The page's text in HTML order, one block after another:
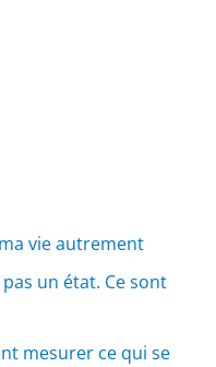
ma vie autrement
pas un état. Ce sont
mesurer ce qui se